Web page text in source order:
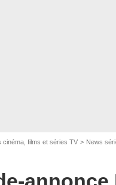
cinéma, films et séries TV News